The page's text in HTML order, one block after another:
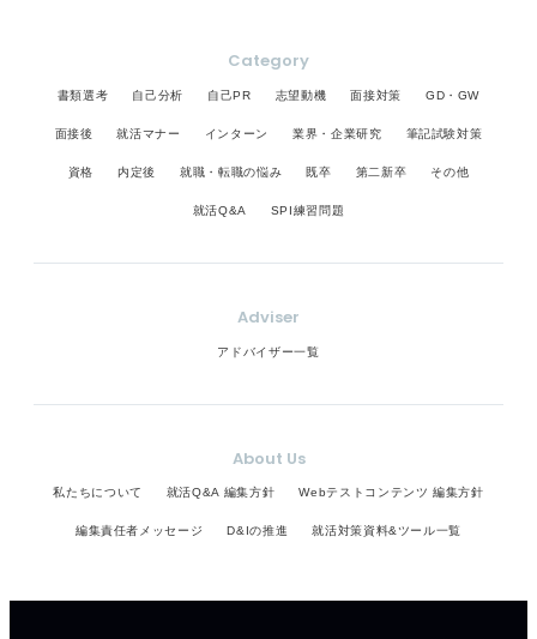
Category
書類選考 自己分析 自己PR 志望動機 面接対策 GD・GW
面接後 就活マナー インターン 業界・企業研究 筆記試験対策
資格 内定後 就職・転職の悩み 既卒 第二新卒 その他
就活Q&A SPI練習問題
Adviser
アドバイザー一覧
About Us
私たちについて 就活Q&A 編集方針 Webテストコンテンツ 編集方針
編集責任者メッセージ D&Iの推進 就活対策資料&ツール一覧